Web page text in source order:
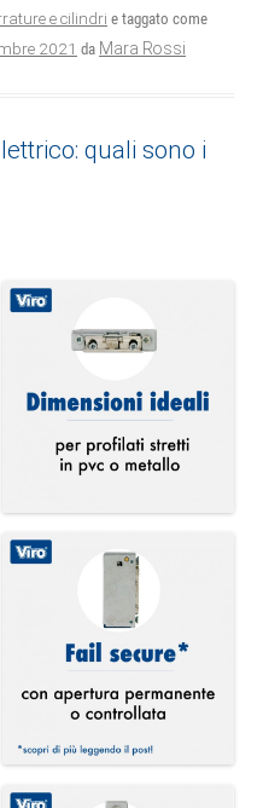
e cilindri e taggato come
2021 da Mara Rossi
quali sono i